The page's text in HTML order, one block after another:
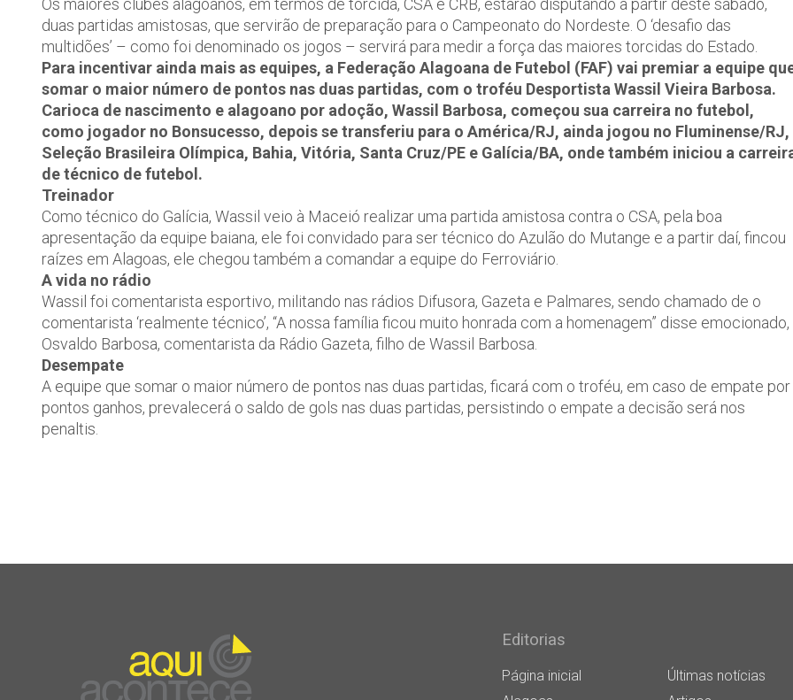
Os maiores clubes alagoanos, em termos de torcida, CSA e CRB, estarão disputando a partir deste sábado,
duas partidas amistosas, que servirão de preparação para o Campeonato do Nordeste. O ‘desafio das
multidões’ – como foi denominado os jogos – servirá para medir a força das maiores torcidas do Estado.
Para incentivar ainda mais as equipes, a Federação Alagoana de Futebol (FAF) vai premiar a equipe
somar o maior número de pontos nas duas partidas, com o troféu Desportista Wassil Vieira Barbosa.
Carioca de nascimento e alagoano por adoção, Wassil Barbosa, começou sua carreira no futebol,
como jogador no Bonsucesso, depois se transferiu para o América/RJ, ainda jogou no Fluminense/RJ,
Seleção Brasileira Olímpica, Bahia, Vitória, Santa Cruz/PE e Galícia/BA, onde também iniciou a
de técnico de futebol.
Treinador
Como técnico do Galícia, Wassil veio à Maceió realizar uma partida amistosa contra o CSA, pela boa
apresentação da equipe baiana, ele foi convidado para ser técnico do Azulão do Mutange e a partir daí, fincou
raízes em Alagoas, ele chegou também a comandar a equipe do Ferroviário.
A vida no rádio
Wassil foi comentarista esportivo, militando nas rádios Difusora, Gazeta e Palmares, sendo chamado de o
comentarista ‘realmente técnico’, “A nossa família ficou muito honrada com a homenagem” disse emocionado,
Osvaldo Barbosa, comentarista da Rádio Gazeta, filho de Wassil Barbosa.
Desempate
A equipe que somar o maior número de pontos nas duas partidas, ficará com o troféu, em caso de empate por
pontos ganhos, prevalecerá o saldo de gols nas duas partidas, persistindo o empate a decisão será nos
penaltis.
Editorias
Página inicial
Últimas notícias